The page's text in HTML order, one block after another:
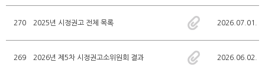
270 2025년 시정권고 전체 목록 2026.07.01.
269 2026년 제5차 시정권고소위원회 결과 2026.06.02.